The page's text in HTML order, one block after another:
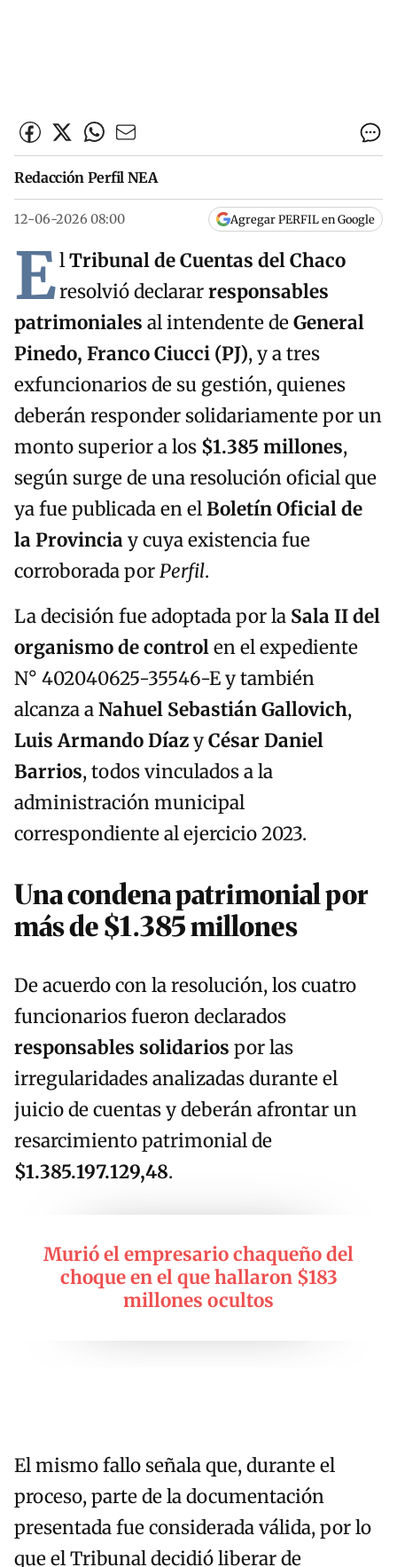
Redacción Perfil NEA
12-06-2026 08:00 Agregar PERFIL en Google
ElTribunal de Cuentas del Chaco
resolvió declararresponsables
patrimoniales al intendente deGeneral
Pinedo, Franco Ciucci (PJ), y a tres
exfuncionarios de su gestión, quienes
deberán responder solidariamente por un
monto superior a los $1.385 millones,
según surge de una resolución oficial que
ya fue publicada en elBoletín Oficial de
la Provinciay cuya existencia fue
corroborada porPerfil.
La decisión fue adoptada por la Sala II del
organismo de controlen el expediente
N° 402040625-35546-E y también
alcanza aNahuel Sebastián Gallovich,
Luis Armando DíazyCésar Daniel
Barrios, todos vinculados a la
administración municipal
correspondiente al ejercicio 2023.
Una condena patrimonial por
más de $1.385 millones
De acuerdo con la resolución, los cuatro
funcionarios fueron declarados
responsables solidarios por las
irregularidades analizadas durante el
juicio de cuentas y deberán afrontar un
resarcimiento patrimonial de
$1.385.197.129,48.
Murió el empresario chaqueño del
choque en el que hallaron $183
millones ocultos
El mismo fallo señala que, durante el
proceso, parte de la documentación
presentada fue considerada válida, por lo
que el Tribunal decidió liberar de